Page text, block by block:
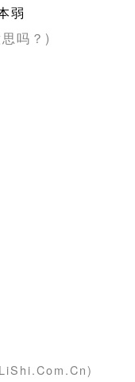
弱
吗？)